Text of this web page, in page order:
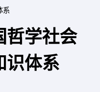
系
哲学社会
识体系